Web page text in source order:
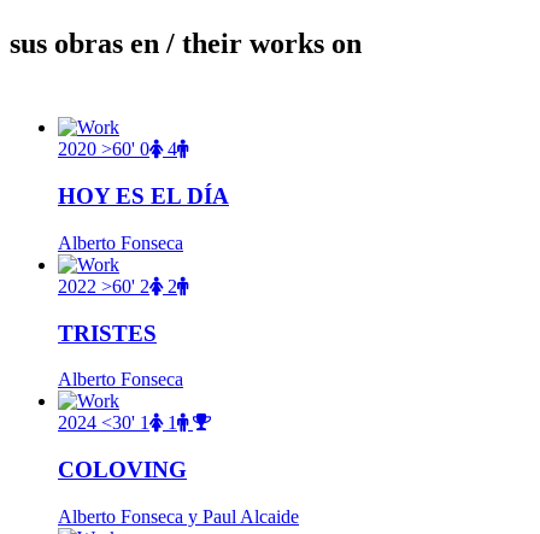
sus obras en / their works on
2020 >60' 0 4
HOY ES EL DÍA
Alberto Fonseca
2022 >60' 2 2
TRISTES
Alberto Fonseca
2024 <30' 1 1
COLOVING
Alberto Fonseca y Paul Alcaide